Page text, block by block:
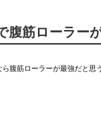
腹筋ローラー
腹筋ローラーが最強だと思